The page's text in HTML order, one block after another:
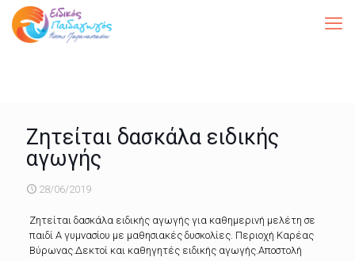
Ζητείται δασκάλα ειδικής
αγωγής
28/06/2019
Ζητείται δασκάλα ειδικής αγωγής για καθημερινή μελέτη σε
παιδί Α γυμνασίου με μαθησιακές δυσκολίες. Περιοχή Καρέας
Βύρωνας.Δεκτοί και καθηγητές ειδικής αγωγής.Αποστολή